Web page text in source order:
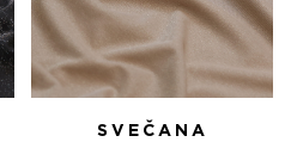
SVEČANA